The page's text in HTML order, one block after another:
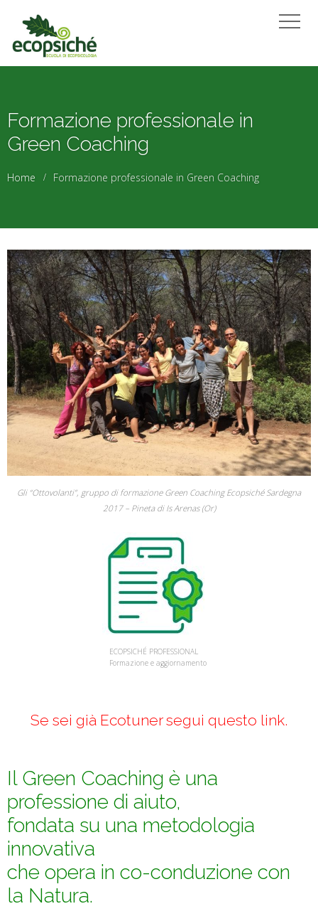
Formazione professionale in
Green Coaching
Home Formazione professionale in Green Coaching
Gli “Ottovolanti”, gruppo di formazione Green Coaching Ecopsiché Sardegna
2017 – Pineta di Is Arenas (Or)
ECOPSICHÉ PROFESSIONAL
Formazione e aggiornamento
Se sei già Ecotuner segui questo link.
Il Green Coaching è una
professione di aiuto,
fondata su una metodologia
innovativa
che opera in co-conduzione con
la Natura.